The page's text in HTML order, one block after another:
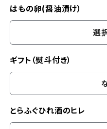
はもの卵(醤油漬け）
選
ギフト（熨斗付き）
とらふぐひれ酒のヒレ